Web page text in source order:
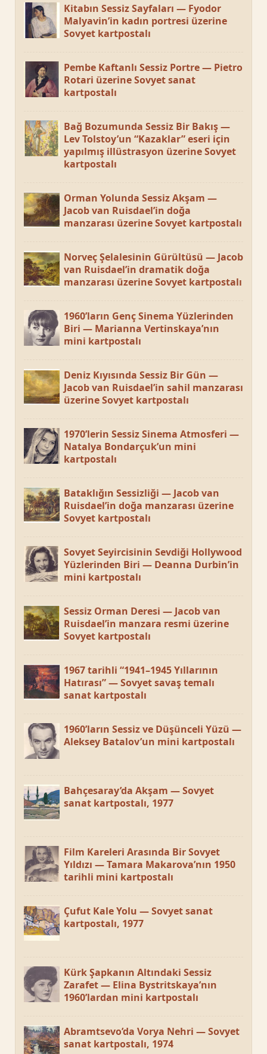
Kitabın Sessiz Sayfaları — Fyodor
Malyavin’in kadın portresi üzerine
Sovyet kartpostalı
Pembe Kaftanlı Sessiz Portre — Pietro
Rotari üzerine Sovyet sanat
kartpostalı
Bağ Bozumunda Sessiz Bir Bakış —
Lev Tolstoy’un “Kazaklar” eseri için
yapılmış illüstrasyon üzerine Sovyet
kartpostalı
Orman Yolunda Sessiz Akşam —
Jacob van Ruisdael’in doğa
manzarası üzerine Sovyet kartpostalı
Norveç Şelalesinin Gürültüsü — Jacob
van Ruisdael’in dramatik doğa
manzarası üzerine Sovyet kartpostalı
1960’ların Genç Sinema Yüzlerinden
Biri — Marianna Vertinskaya’nın
mini kartpostalı
Deniz Kıyısında Sessiz Bir Gün —
Jacob van Ruisdael’in sahil manzarası
üzerine Sovyet kartpostalı
1970’lerin Sessiz Sinema Atmosferi —
Natalya Bondarçuk’un mini
kartpostalı
Bataklığın Sessizliği — Jacob van
Ruisdael’in doğa manzarası üzerine
Sovyet kartpostalı
Sovyet Seyircisinin Sevdiği Hollywood
Yüzlerinden Biri — Deanna Durbin’in
mini kartpostalı
Sessiz Orman Deresi — Jacob van
Ruisdael’in manzara resmi üzerine
Sovyet kartpostalı
1967 tarihli “1941–1945 Yıllarının
Hatırası” — Sovyet savaş temalı
sanat kartpostalı
1960’ların Sessiz ve Düşünceli Yüzü —
Aleksey Batalov’un mini kartpostalı
Bahçesaray’da Akşam — Sovyet
sanat kartpostalı, 1977
Film Kareleri Arasında Bir Sovyet
Yıldızı — Tamara Makarova’nın 1950
tarihli mini kartpostalı
Çufut Kale Yolu — Sovyet sanat
kartpostalı, 1977
Kürk Şapkanın Altındaki Sessiz
Zarafet — Elina Bystritskaya’nın
1960’lardan mini kartpostalı
Abramtsevo’da Vorya Nehri — Sovyet
sanat kartpostalı, 1974